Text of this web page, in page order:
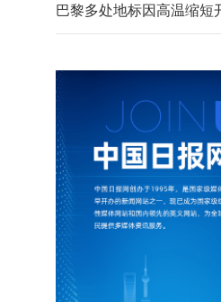
巴黎多处地标因高温缩短